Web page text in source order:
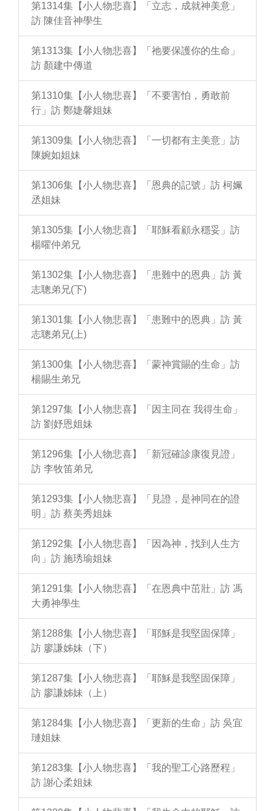
第1314集【小人物悲喜】「立志，成就神美意」
訪 陳佳音神學生
第1313集【小人物悲喜】「祂要保護你的生命」
訪 顏建中傳道
第1310集【小人物悲喜】「不要害怕，勇敢前
行」訪 鄭婕馨姐妹
第1309集【小人物悲喜】「一切都有主美意」訪
陳婉如姐妹
第1306集【小人物悲喜】「恩典的記號」訪 柯姵
丞姐妹
第1305集【小人物悲喜】「耶穌看顧永穩妥」訪
楊曜仲弟兄
第1302集【小人物悲喜】「患難中的恩典」訪 黃
志聰弟兄(下)
第1301集【小人物悲喜】「患難中的恩典」訪 黃
志聰弟兄(上)
第1300集【小人物悲喜】「蒙神賞賜的生命」訪
楊賜生弟兄
第1297集【小人物悲喜】「因主同在 我得生命」
訪 劉妤恩姐妹
第1296集【小人物悲喜】「新冠確診康復見證」
訪 李牧笛弟兄
第1293集【小人物悲喜】「見證，是神同在的證
明」訪 蔡美秀姐妹
第1292集【小人物悲喜】「因為神，找到人生方
向」訪 施琇瑜姐妹
第1291集【小人物悲喜】「在恩典中茁壯」訪 馮
大勇神學生
第1288集【小人物悲喜】「耶穌是我堅固保障」
訪 廖謙姊妹（下）
第1287集【小人物悲喜】「耶穌是我堅固保障」
訪 廖謙姊妹（上）
第1284集【小人物悲喜】「更新的生命」訪 吳宜
璉姐妹
第1283集【小人物悲喜】「我的聖工心路歷程」
訪 謝心柔姐妹